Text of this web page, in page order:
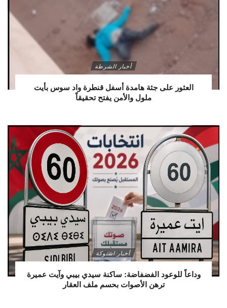
أخبار الشرطة
العثور على جثة هامدة أسفل قنطرة واد سوس بأيت
ملول والأمن يفتح تحقيقاً
أخبار اشتوكة
وداعاً للوعود الفضفاضة: ساكنة سيدي بيبي وآيت عميرة
ترهن الأصوات بحسم ملف العقار